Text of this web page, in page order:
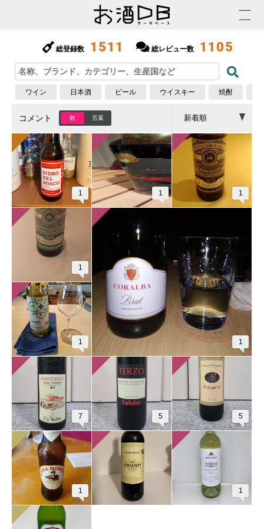
総登録数 1511 総レビュー数 1105
ワイン 日本酒 ビール ウイスキー 焼酎
コメント 数 言葉
1 1 1
1
1
1
7 5 5
1 1